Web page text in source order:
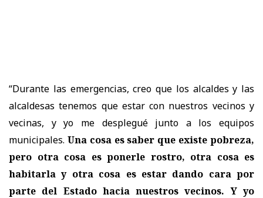
“Durante las emergencias, creo que los alcaldes y las
alcaldesas tenemos que estar con nuestros vecinos y
vecinas, y yo me desplegué junto a los equipos
municipales. Una cosa es saber que existe pobreza,
pero otra cosa es ponerle rostro, otra cosa es
habitarla y otra cosa es estar dando cara por
parte del Estado hacia nuestros vecinos. Y yo